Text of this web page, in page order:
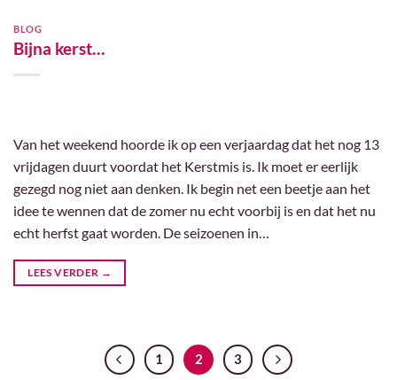
BLOG
Bijna kerst…
Van het weekend hoorde ik op een verjaardag dat het nog 13
vrijdagen duurt voordat het Kerstmis is. Ik moet er eerlijk
gezegd nog niet aan denken. Ik begin net een beetje aan het
idee te wennen dat de zomer nu echt voorbij is en dat het nu
echt herfst gaat worden. De seizoenen in…
LEES VERDER →
1 2 3